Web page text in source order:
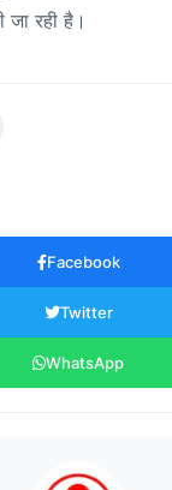
रही है।
Facebook
Twitter
WhatsApp